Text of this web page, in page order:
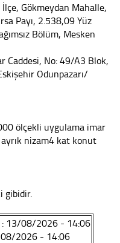
Gökmeydan Mahalle,
Payı, 2.538,09 Yüz
Bölüm, Mesken
Caddesi, No: 49/A3 Blok,
Odunpazarı/
ölçekli uygulama imar
nizam4 kat konut
gibidir.
: 13/08/2026 - 14:06
2026 - 14:06